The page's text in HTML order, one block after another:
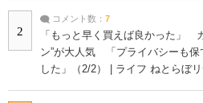
2
コメント数： 7
「もっと早く買えば良かった」
ン”が大人気 「プライバシーも保
した」（2/2） | ライフ ねとらぼ